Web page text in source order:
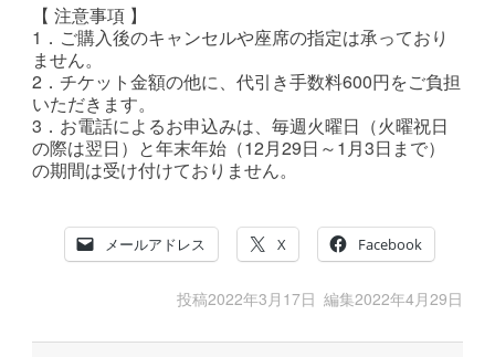
【 注意事項 】
1．ご購入後のキャンセルや座席の指定は承っており
ません。
2．チケット金額の他に、代引き手数料600円をご負担
いただきます。
3．お電話によるお申込みは、毎週火曜日（火曜祝日
の際は翌日）と年末年始（12月29日～1月3日まで）
の期間は受け付けておりません。
メールアドレス X Facebook
投稿2022年3月17日 編集2022年4月29日